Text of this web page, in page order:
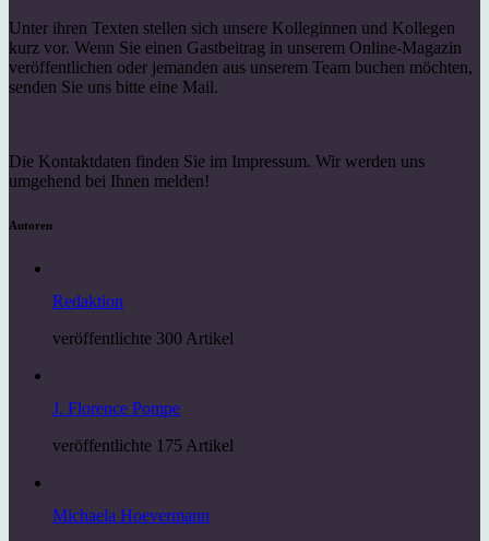
Unter ihren Texten stellen sich unsere Kolleginnen und Kollegen
kurz vor. Wenn Sie einen Gastbeitrag in unserem Online-Magazin
veröffentlichen oder jemanden aus unserem Team buchen möchten,
senden Sie uns bitte eine Mail.
Die Kontaktdaten finden Sie im Impressum. Wir werden uns
umgehend bei Ihnen melden!
Autoren
Redaktion
veröffentlichte 300 Artikel
J. Florence Pompe
veröffentlichte 175 Artikel
Michaela Hoevermann